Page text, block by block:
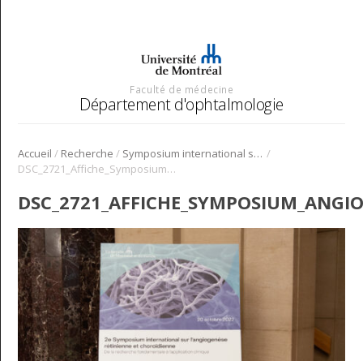
Faculté de médecine
Département d'ophtalmologie
Accueil / Recherche / Symposium international sur l’angiogenèse rétinienne et choroïdienne /
DSC_2721_Affiche_Symposium_Angio_2022